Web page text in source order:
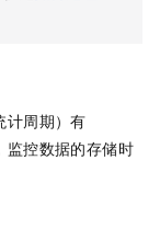
计周期）有
监控数据的存储时